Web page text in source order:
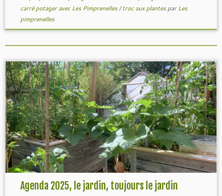
carré potager avec Les Pimprenelles/troc aux plantesparLes
pimprenelles
Agenda 2025, le jardin, toujours le jardin